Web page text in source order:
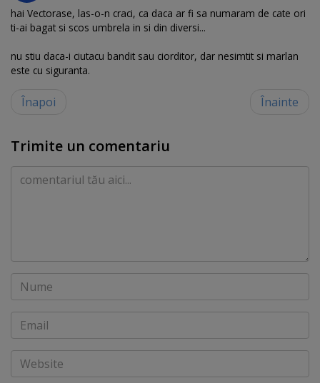
hai Vectorase, las-o-n craci, ca daca ar fi sa numaram de cate ori
ti-ai bagat si scos umbrela in si din diversi...
nu stiu daca-i ciutacu bandit sau ciorditor, dar nesimtit si marlan
este cu siguranta.
Înapoi Înainte
Trimite un comentariu
Comentariu
Nume
Email
Website